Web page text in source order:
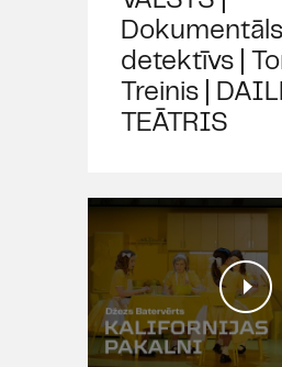
Dokumentāls
detektīvs |
Treinis |
TEĀTRIS